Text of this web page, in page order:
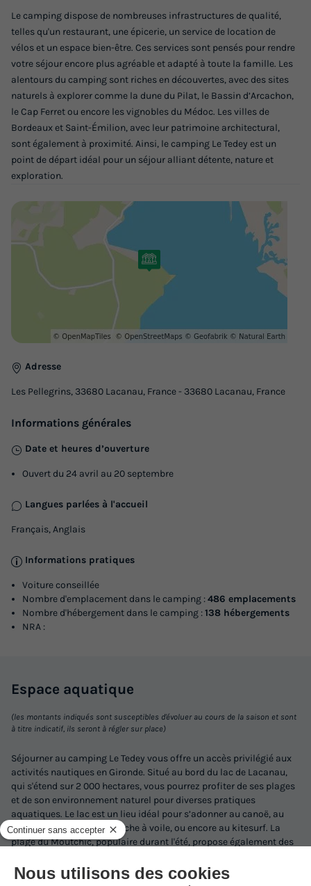
Le camping dispose de nombreuses infrastructures de qualité,
telles qu'un restaurant, une épicerie, un service de location de
vélos et un espace bien-être. Ces services sont pensés pour rendre
votre séjour encore plus agréable et adapté à toute la famille. Les
alentours du camping sont riches en découvertes, avec des sites
naturels à explorer comme la dune du Pilat, le Bassin d’Arcachon,
le Cap Ferret ou encore les vignobles du Médoc. Les villes de
Bordeaux et Saint-Émilion, avec leur patrimoine architectural,
sont également à proximité. Ainsi, le camping Le Tedey est un
point de départ idéal pour un séjour alliant détente, nature et
exploration.
Adresse
Les Pellegrins, 33680 Lacanau, France - 33680 Lacanau, France
Informations générales
Date et heures d’ouverture
Ouvert du 24 avril au 20 septembre
Langues parlées à l'accueil
Français, Anglais
Informations pratiques
Voiture conseillée
Nombre d'emplacement dans le camping :486 emplacements
Nombre d'hébergement dans le camping :138 hébergements
NRA :
Espace aquatique
(les montants indiqués sont susceptibles d'évoluer au cours de la saison et sont
à titre indicatif, ils seront à régler sur place)
Séjourner au camping Le Tedey vous offre un accès privilégié aux
activités nautiques en Gironde. Situé au bord du lac de Lacanau,
qui s'étend sur 2 000 hectares, vous pourrez profiter de ses plages
et de son environnement naturel pour diverses pratiques
aquatiques. Le lac est un lieu idéal pour s’adonner au canoë, au
stand-up paddle, à la planche à voile, ou encore au kitesurf. La
plage du Moutchic, populaire durant l'été, propose également des
entre Lacanau, le Cap Ferret, Biscarrosse et Hossegor, regorge de